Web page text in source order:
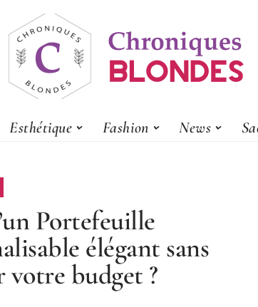
Esthétique Fashion News
Portefeuille
élégant sans
votre budget ?